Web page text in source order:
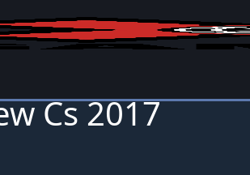
Cs 2017